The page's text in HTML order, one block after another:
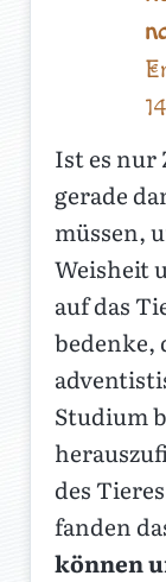
Ist es nur
gerade
müssen,
Weisheit
auf das
bedenke,
Studium
des
fanden
können